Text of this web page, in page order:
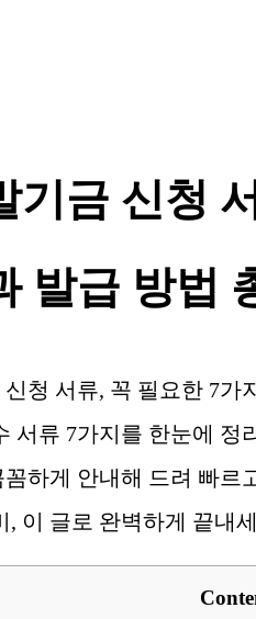
기금 신청
발급 방법
청 서류, 꼭 필요한 7
서류 7가지를 한눈에 정
하게 안내해 드려 빠르
, 이 글로 완벽하게 끝내